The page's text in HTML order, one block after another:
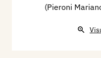
(Pieroni